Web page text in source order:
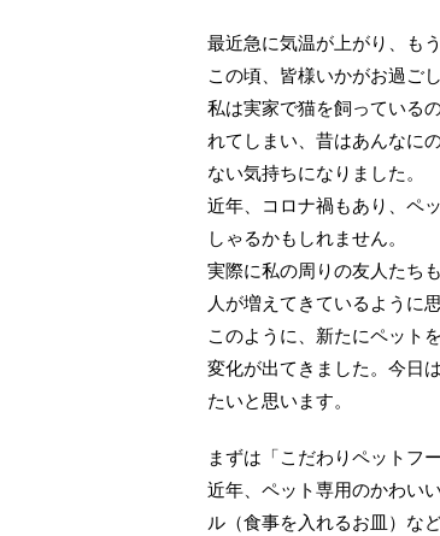
最近急に気温が上がり、も
この頃、皆様いかがお過ご
私は実家で猫を飼っている
れてしまい、昔はあんなに
ない気持ちになりました。
近年、コロナ禍もあり、ペ
しゃるかもしれません。
実際に私の周りの友人たち
人が増えてきているように思
このように、新たにペット
変化が出てきました。今日
たいと思います。
まずは「こだわりペットフ
近年、ペット専用のかわい
ル（食事を入れるお皿）な